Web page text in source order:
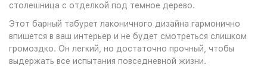
столешница с отделкой под темное дерево.
Этот барный табурет лаконичного дизайна гармонично
впишется в ваш интерьер и не будет смотреться слишком
громоздко. Он легкий, но достаточно прочный, чтобы
выдержать все испытания повседневной жизни.